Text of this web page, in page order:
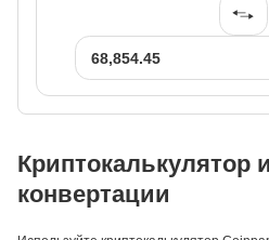
Криптокалькулятор
конвертации